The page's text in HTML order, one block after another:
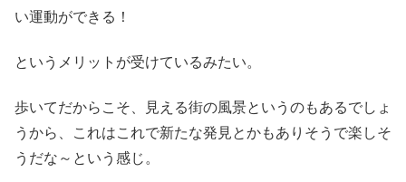
い運動ができる！
というメリットが受けているみたい。
歩いてだからこそ、見える街の風景というのもあるでしょ
うから、これはこれで新たな発見とかもありそうで楽しそ
うだな～という感じ。